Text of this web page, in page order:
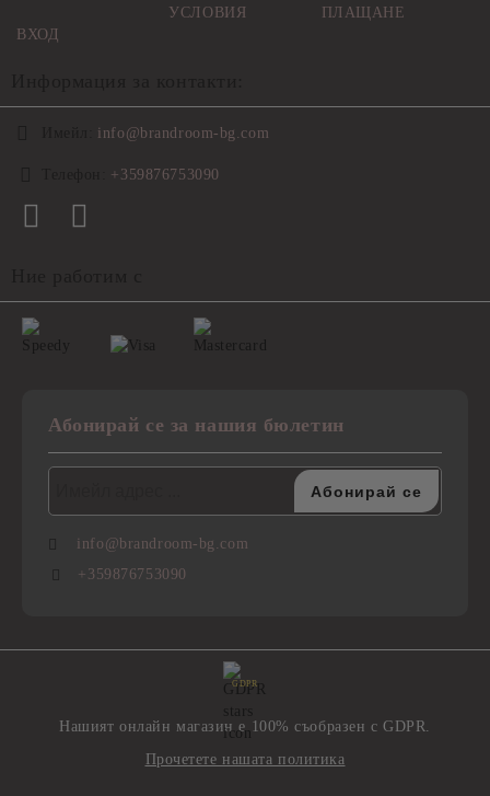
ВХОД
УСЛОВИЯ
ПЛАЩАНЕ
info@brandroom-bg.com
+359876753090
Абонирай се за нашия бюлетин
info@brandroom-bg.com
+359876753090
GDPR
Нашият онлайн магазин е 100% съобразен с GDPR.
Прочетете нашата политика